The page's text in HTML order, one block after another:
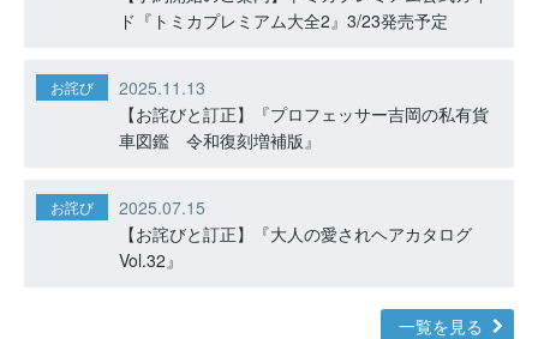
ド『トミカプレミアム大全2』3/23発売予定
お詫び
2025.11.13
【お詫びと訂正】『プロフェッサー吉岡の私有貨
車図鑑 令和復刻増補版』
お詫び
2025.07.15
【お詫びと訂正】『大人の愛されヘアカタログ
Vol.32』
一覧を見る